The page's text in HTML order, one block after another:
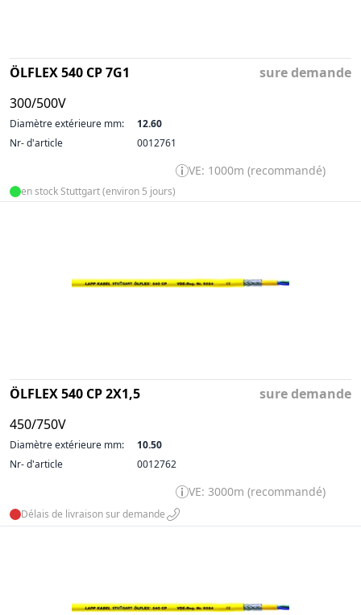
ÖLFLEX 540 CP 7G1
300/500V
sure demande
Diamètre extérieure mm:
12.60
Nr- d'article
0012761
VE: 1000m (recommandé)
en stock Stuttgart (environ 5 jours)
ÖLFLEX 540 CP 2X1,5
450/750V
sure demande
Diamètre extérieure mm:
10.50
Nr- d'article
0012762
VE: 3000m (recommandé)
Délais de livraison sur demande